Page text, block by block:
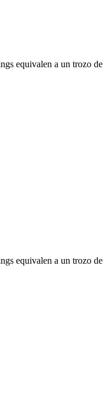
equivalen a un trozo de
equivalen a un trozo de